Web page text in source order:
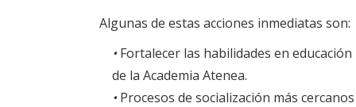
Algunas de estas acciones inmediatas son:
•Fortalecer las habilidades en
de la Academia Atenea.
•Procesos de socialización más